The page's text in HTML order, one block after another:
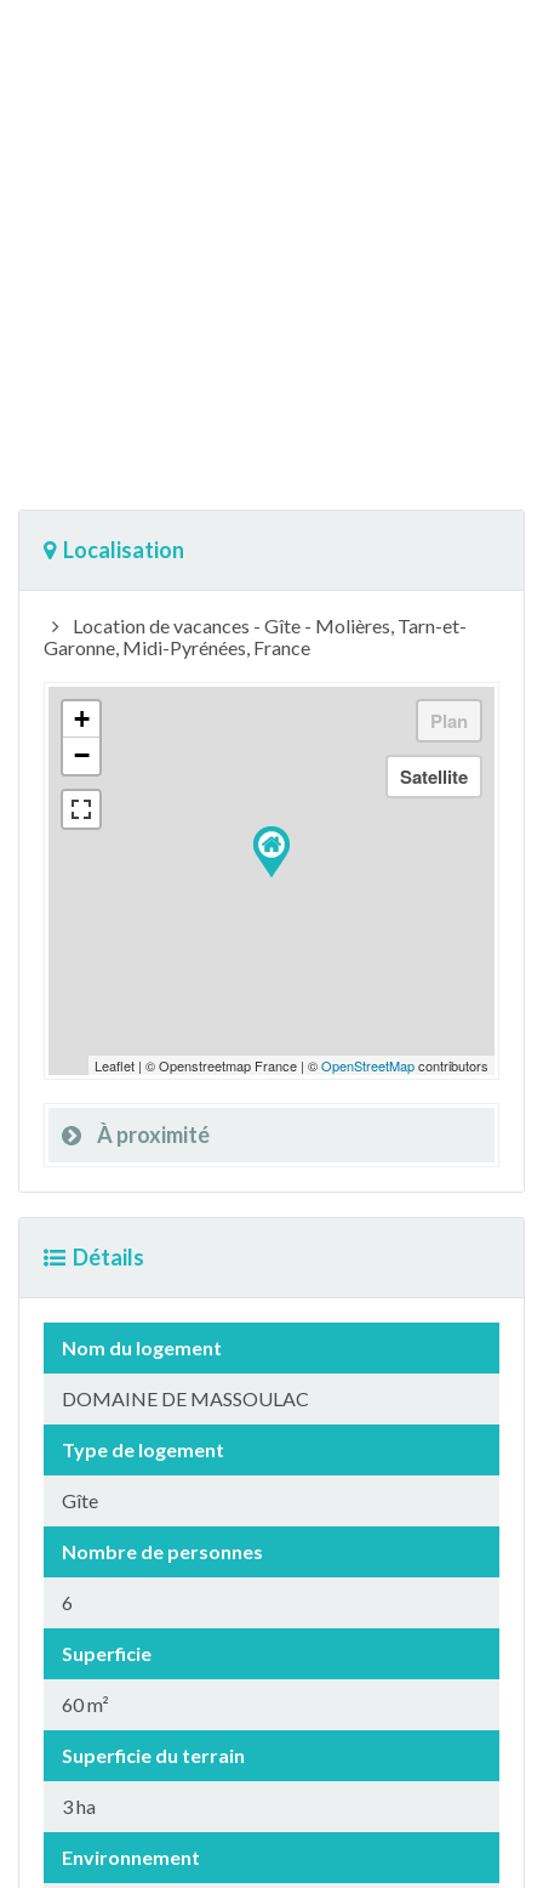
Localisation
Location de vacances - Gîte - Molières, Tarn-et-
Garonne, Midi-Pyrénées, France
+
−
Leaflet | © Openstreetmap France | ©OpenStreetMapcontributors
À proximité
Détails
Nom du logement
DOMAINE DE MASSOULAC
Type de logement
Gîte
Nombre de personnes
6
Superficie
60 m²
Superficie du terrain
3 ha
Environnement